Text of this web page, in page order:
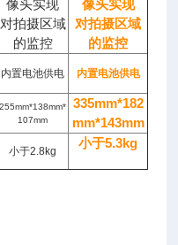
像头实现
对拍摄区域
的监控
像头实现
对拍摄区域
的监控
内置电池供电 内置电池供电
255mm*138mm*
107mm
335mm*182
mm*143mm
小于2.8kg
小于5.3kg